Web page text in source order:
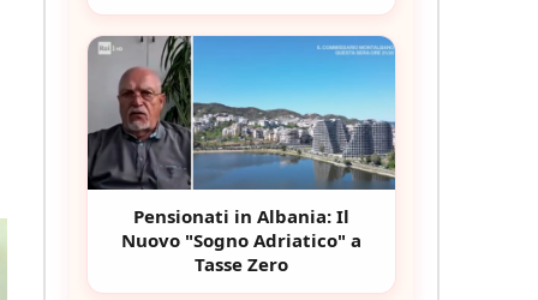
Pensionati in Albania: Il
Nuovo "Sogno Adriatico" a
Tasse Zero